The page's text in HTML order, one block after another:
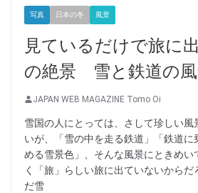
写真 日本の冬 風景
見ているだけで旅に
の絶景 雪と鉄道の
JAPAN WEB MAGAZINE Tomo Oi
雪国の人にとっては、さして珍しい風
いが、「雪の中を走る鉄道」「鉄道
める雪景色」、そんな風景にときめい
く「旅」らしい旅に出ていないからだ
だ雪